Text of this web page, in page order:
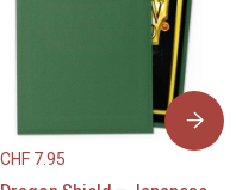
CHF7.95